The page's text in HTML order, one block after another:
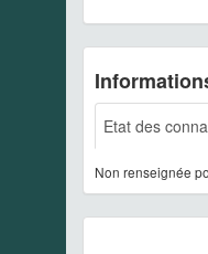
Etat des
Non renseignée